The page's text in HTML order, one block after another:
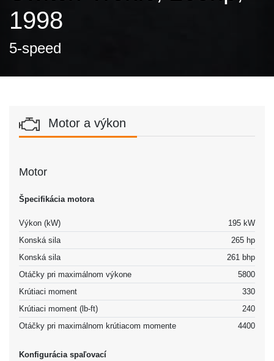
1998
5-speed
Motor a výkon
Motor
Špecifikácia motora
Výkon (kW)
195 kW
Konská sila
265 hp
Konská sila
261 bhp
Otáčky pri maximálnom výkone
5800
Krútiaci moment
330
Krútiaci moment (lb-ft)
240
Otáčky pri maximálnom krútiacom momente
4400
Konfigurácia spaľovací